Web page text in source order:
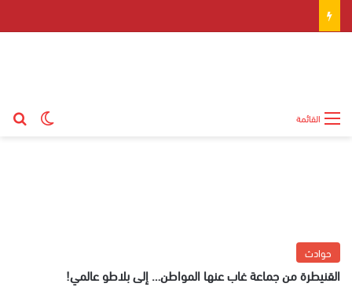
القائمة
حوادث
القنيطرة من جماعة غاب عنها المواطن… إلى بلاطو عالمي!